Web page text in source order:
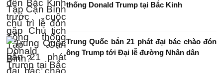
thống Donald Trump tại Bắc Kinh
Trung Quốc bắn 21 phát đại bác chào đón
ông Trump tới Đại lễ đường Nhân dân